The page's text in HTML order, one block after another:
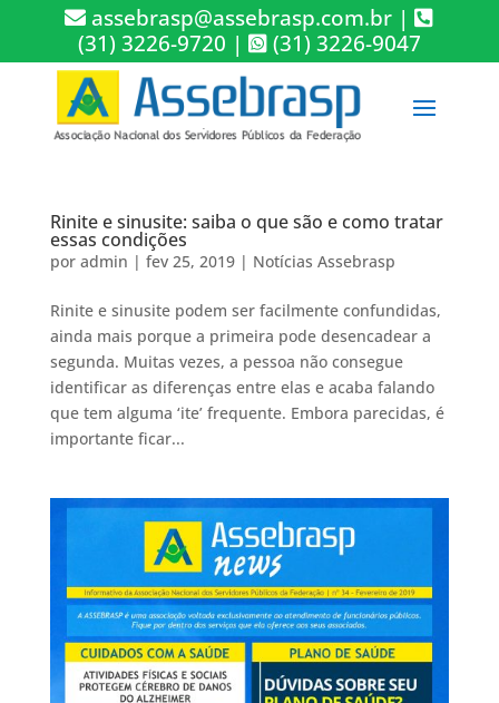
assebrasp@assebrasp.com.br |
(31) 3226-9720 | (31) 3226-9047
Rinite e sinusite: saiba o que são e como tratar
essas condições
por admin | fev 25, 2019| Notícias Assebrasp
Rinite e sinusite podem ser facilmente confundidas,
ainda mais porque a primeira pode desencadear a
segunda. Muitas vezes, a pessoa não consegue
identificar as diferenças entre elas e acaba falando
que tem alguma ‘ite’ frequente. Embora parecidas, é
importante ficar...